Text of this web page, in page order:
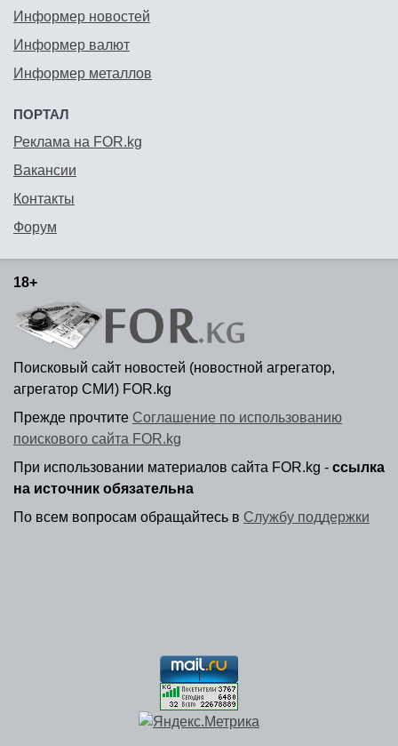
Информер новостей
Информер валют
Информер металлов
ПОРТАЛ
Реклама на FOR.kg
Вакансии
Контакты
Форум
18+
Поисковый сайт новостей (новостной агрегатор,
агрегатор СМИ) FOR.kg
Прежде прочтите Соглашение по использованию
поискового сайта FOR.kg
При использовании материалов сайта FOR.kg - ссылка
на источник обязательна
По всем вопросам обращайтесь в Службу поддержки